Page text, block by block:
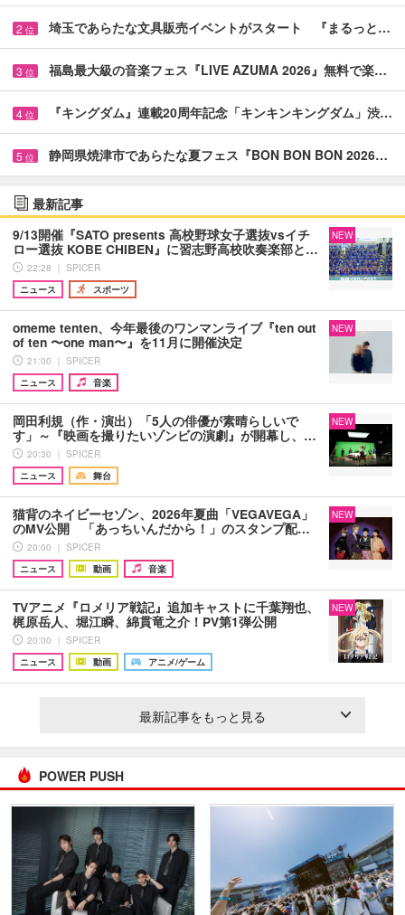
2 位 埼玉であらたな文具販売イベントがスタート 『まるっと…
3 位 福島最大級の音楽フェス『LIVE AZUMA 2026』無料で楽…
4 位 『キングダム』連載20周年記念「キンキンキングダム」渋…
5 位 静岡県焼津市であらたな夏フェス『BON BON BON 2026…
最新記事
9/13開催『SATO presents 高校野球女子選抜vsイチ
ロー選抜 KOBE CHIBEN』に習志野高校吹奏楽部と…
22:28 ｜ SPICER
ニュース
スポーツ
NEW
omeme tenten、今年最後のワンマンライブ『ten out
of ten 〜one man〜』を11月に開催決定
21:00 ｜ SPICER
ニュース
音楽
NEW
岡田利規（作・演出）「5人の俳優が素晴らしいで
す」～『映画を撮りたいゾンビの演劇』が開幕し、…
20:30 ｜ SPICER
ニュース
舞台
NEW
猫背のネイビーセゾン、2026年夏曲「VEGAVEGA」
のMV公開 「あっちいんだから！」のスタンプ配…
20:00 ｜ SPICER
ニュース
動画 音楽
NEW
TVアニメ『ロメリア戦記』追加キャストに千葉翔也、
梶原岳人、堀江瞬、綿貫竜之介！PV第1弾公開
20:00 ｜ SPICER
ニュース
動画 アニメ/ゲーム
NEW
最新記事をもっと見る
POWER PUSH